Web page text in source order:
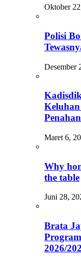
Oktober
Polisi
Desember
Maret 6,
Why
the table
Juni 28,
Brata
2026/